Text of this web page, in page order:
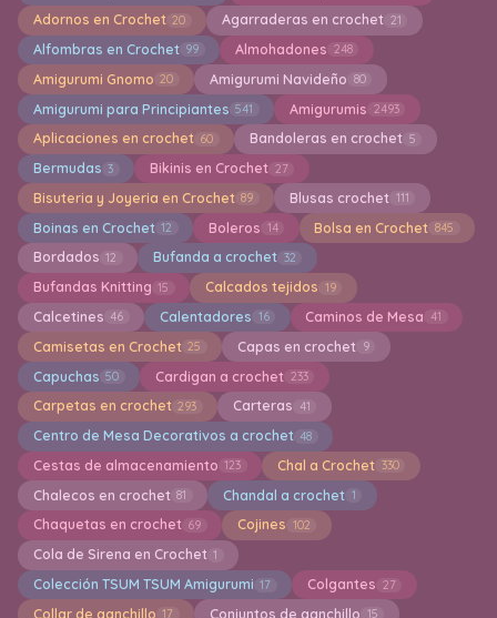
Adornos en Crochet 20 Agarraderas en crochet 21
Alfombras en Crochet 99 Almohadones 248
Amigurumi Gnomo 20 Amigurumi Navideño 80
Amigurumi para Principiantes 541 Amigurumis 2493
Aplicaciones en crochet 60 Bandoleras en crochet 5
Bermudas 3 Bikinis en Crochet 27
Bisuteria y Joyeria en Crochet 89 Blusas crochet 111
Boinas en Crochet 12 Boleros 14 Bolsa en Crochet 845
Bordados 12 Bufanda a crochet 32
Bufandas Knitting 15 Calcados tejidos 19
Calcetines 46 Calentadores 16 Caminos de Mesa 41
Camisetas en Crochet 25 Capas en crochet 9
Capuchas 50 Cardigan a crochet 233
Carpetas en crochet 293 Carteras 41
Centro de Mesa Decorativos a crochet 48
Cestas de almacenamiento 123 Chal a Crochet 330
Chalecos en crochet 81 Chandal a crochet 1
Chaquetas en crochet 69 Cojines 102
Cola de Sirena en Crochet 1
Colección TSUM TSUM Amigurumi 17 Colgantes 27
Collar de ganchillo 17 Conjuntos de ganchillo 15